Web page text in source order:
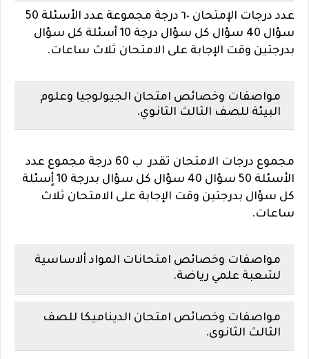
عدد درجات الإمتحان ٦٠ درجة مجموعة عدد الأسئلة 50
سؤال 40 سؤال كل سؤال درجة 10 أسئلة كل سؤال
بدرجتين وقت الإجابة على الامتحان ثلاث ساعات.
مواصفات وخصائص امتحان الجيولوجيا وعلوم
البيئة للصف الثالث الثانوي.
مجموع درجات الامتحان تقدر ب 60 درجة مجموع عدد
الأسئلة 50 سؤال 40 سؤال كل سؤال بدرجة 10 أٍسئلة
كل سؤال بدرجتين وقت الإجابة على الامتحان ثلاث
ساعات.
مواصفات وخصائص امتحانات المواد ألاساسية
لشعبة علمي رياضة.
مواصفات وخصائص امتحان الديناميكا للصف
الثالث الثانوى.